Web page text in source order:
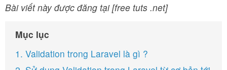
Bài viết này được đăng tại [free tuts .net]
Mục lục
1. Validation trong Laravel là gì ?